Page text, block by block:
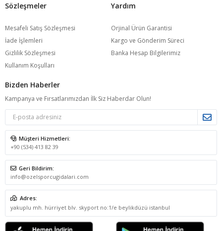
Sözleşmeler
Mesafeli Satış Sözleşmesi
İade İşlemleri
Gizlilik Sözleşmesi
Kullanım Koşulları
Yardım
Orjinal Ürün Garantisi
Kargo ve Gönderim Süreci
Banka Hesap Bilgilerimiz
Bizden Haberler
Kampanya ve Fırsatlarımızdan İlk Siz Haberdar Olun!
Müşteri Hizmetleri:
+90 (534) 413 82 39
Geri Bildirim:
info@ozelsporcugidalari.com
Adres:
yakuplu mh. hürriyet blv. skyport no:1/e beylikdüzü istanbul